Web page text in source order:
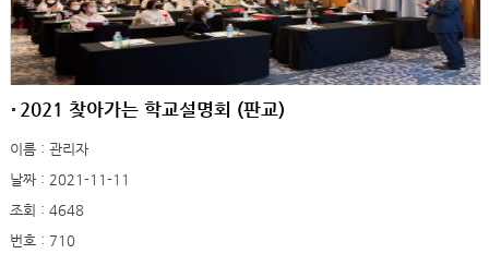
2021 찾아가는 학교설명회 (판교)
이름 : 관리자
날짜 : 2021-11-11
조회 : 4648
번호 : 710